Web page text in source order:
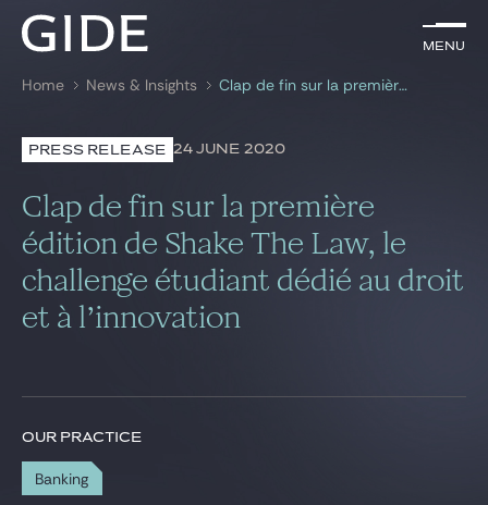
Menu
Search by keywords
Menu
Lawyers
Practices
Global
News & Insights
Gide Pro Bono and CSR
Home News & Insights Clap de fin sur la première édition de Shake The Law, le challenge étudiant dédié au droit et à l’innovation
PRESS RELEASE 24 JUNE 2020
Clap de fin sur la première
édition de Shake The Law, le
challenge étudiant dédié au droit
et à l’innovation
OUR PRACTICE
Banking